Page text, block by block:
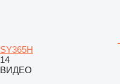
SY365H
14
ВИДЕО